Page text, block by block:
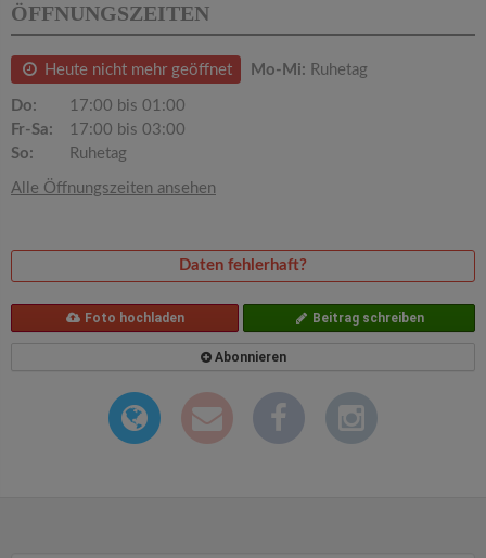
ÖFFNUNGSZEITEN
Heute nicht mehr geöffnet Mo-Mi: Ruhetag
Do:
17:00 bis 01:00
Fr-Sa:
17:00 bis 03:00
So:
Ruhetag
Alle Öffnungszeiten ansehen
Daten fehlerhaft?
Foto hochladen Beitrag schreiben
Abonnieren
a
t
i
o
n